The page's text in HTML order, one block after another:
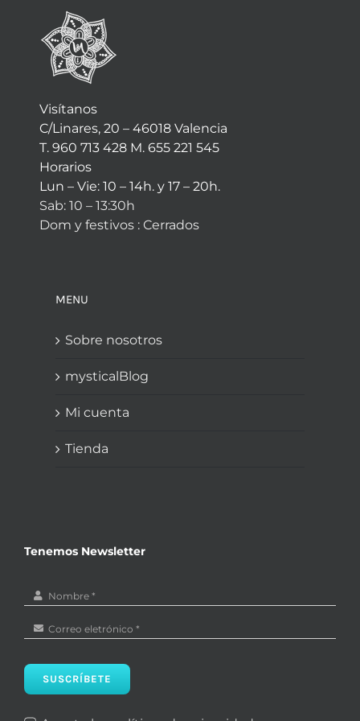
Visítanos
C/Linares, 20 – 46018 Valencia
T. 960 713 428 M. 655 221 545
Horarios
Lun – Vie: 10 – 14h. y 17 – 20h.
Sab: 10 – 13:30h
Dom y festivos : Cerrados
MENU
Sobre nosotros
mysticalBlog
Mi cuenta
Tienda
Tenemos Newsletter
SUSCRÍBETE